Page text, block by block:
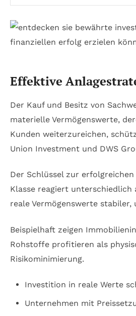
Effektive
Der Kauf und Besitz von
materielle Vermögenswerte,
Kunden weiterzureichen,
Union Investment und DWS
Der Schlüssel zur
Klasse reagiert
reale Vermögenswerte
Beispielhaft zeigen
Rohstoffe profitieren als
Risikominimierung.
Investition in reale Werte
Unternehmen mit